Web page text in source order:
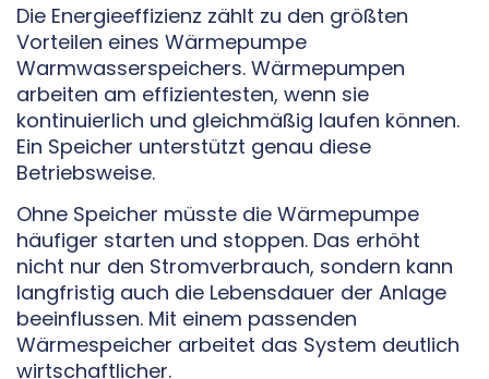
Die Energieeffizienz zählt zu den größten
Vorteilen eines Wärmepumpe
Warmwasserspeichers. Wärmepumpen
arbeiten am effizientesten, wenn sie
kontinuierlich und gleichmäßig laufen können.
Ein Speicher unterstützt genau diese
Betriebsweise.
Ohne Speicher müsste die Wärmepumpe
häufiger starten und stoppen. Das erhöht
nicht nur den Stromverbrauch, sondern kann
langfristig auch die Lebensdauer der Anlage
beeinflussen. Mit einem passenden
Wärmespeicher arbeitet das System deutlich
wirtschaftlicher.